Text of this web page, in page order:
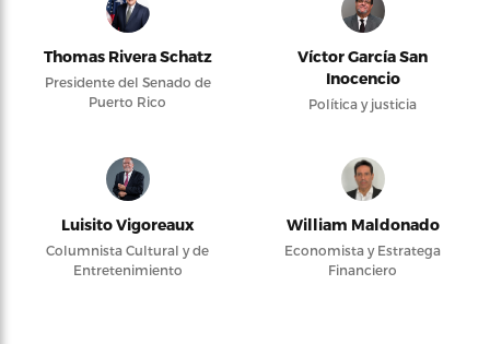
Thomas Rivera Schatz
Presidente del Senado de
Puerto Rico
Víctor García San
Inocencio
Política y justicia
Luisito Vigoreaux
Columnista Cultural y de
Entretenimiento
William Maldonado
Economista y Estratega
Financiero